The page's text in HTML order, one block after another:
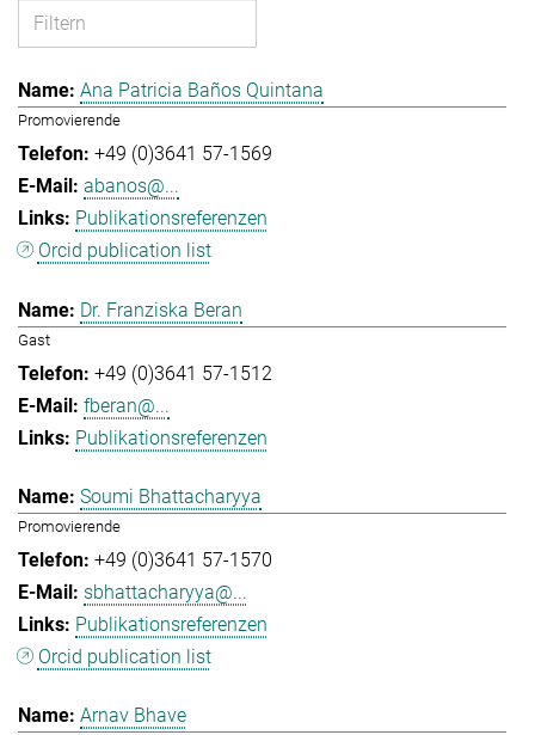
Ana Patricia Baños Quintana
Promovierende
+49 (0)3641 57-1569
abanos@...
Publikationsreferenzen
Orcid publication list
Dr. Franziska Beran
Gast
+49 (0)3641 57-1512
fberan@...
Publikationsreferenzen
Soumi Bhattacharyya
Promovierende
+49 (0)3641 57-1570
sbhattacharyya@...
Publikationsreferenzen
Orcid publication list
Arnav Bhave